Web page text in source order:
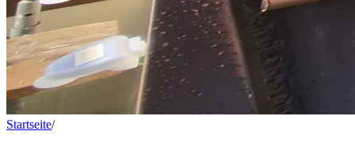
Startseite/Dachdecker für Niederlenz